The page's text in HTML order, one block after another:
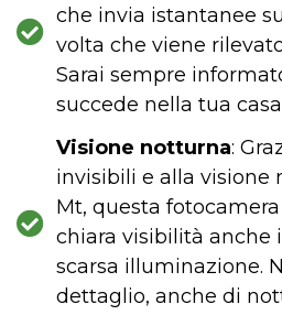
che invia istantanee
volta che viene
Sarai sempre
succede nella tua
Visione notturna:
invisibili e alla visione
Mt, questa
chiara visibilità anche
scarsa illuminazione.
dettaglio, anche di